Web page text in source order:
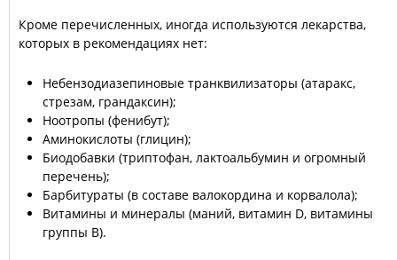
Кроме перечисленных, иногда используются лекарства,
которых в рекомендациях нет:
Небензодиазепиновые транквилизаторы (атаракс,
стрезам, грандаксин);
Ноотропы (фенибут);
Аминокислоты (глицин);
Биодобавки (триптофан, лактоальбумин и огромный
перечень);
Барбитураты (в составе валокордина и корвалола);
Витамины и минералы (маний, витамин D, витамины
группы В).